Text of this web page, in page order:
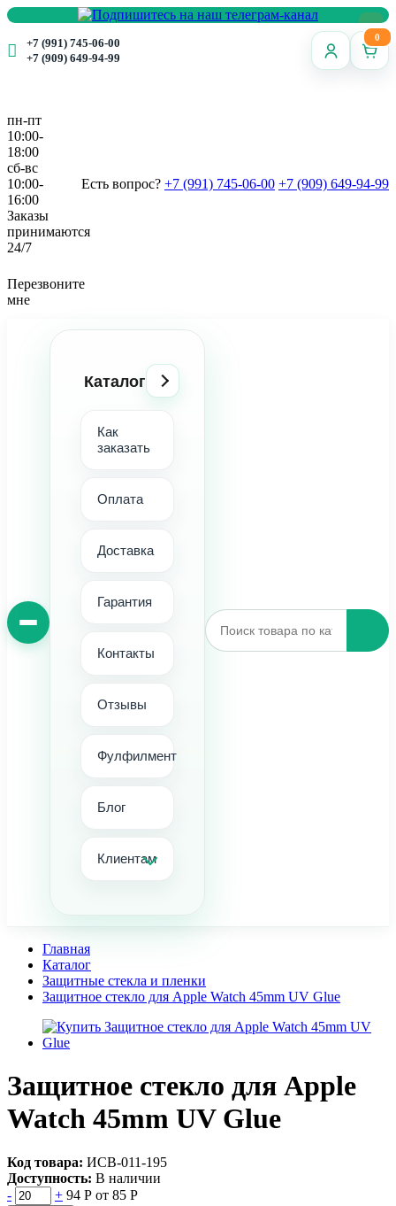
+7 (991) 745-06-00
+7 (909) 649-94-99
0
пн-пт
10:00-
18:00
сб-вс
10:00-
16:00
Заказы
принимаются
24/7
Есть вопрос? +7 (991) 745-06-00 +7 (909) 649-94-99
Перезвоните
мне
Каталог
Как
заказать
Оплата
Доставка
Гарантия
Контакты
Отзывы
Фулфилмент
Блог
Клиентам
Главная
Каталог
Защитные стекла и пленки
Защитное стекло для Apple Watch 45mm UV Glue
Защитное стекло для Apple
Watch 45mm UV Glue
Код товара: ИСВ-011-195
Доступность: В наличии
-
+ 94 Р от 85 Р